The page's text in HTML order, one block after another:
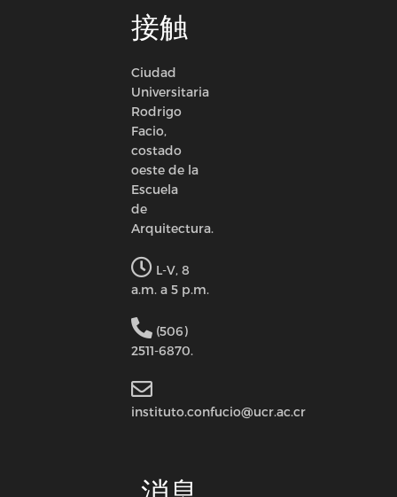
接触
Ciudad
Universitaria
Rodrigo
Facio,
costado
oeste de la
Escuela
de
Arquitectura.
L-V, 8
a.m. a 5 p.m.
(506)
2511-6870.
instituto.confucio@ucr.ac.cr